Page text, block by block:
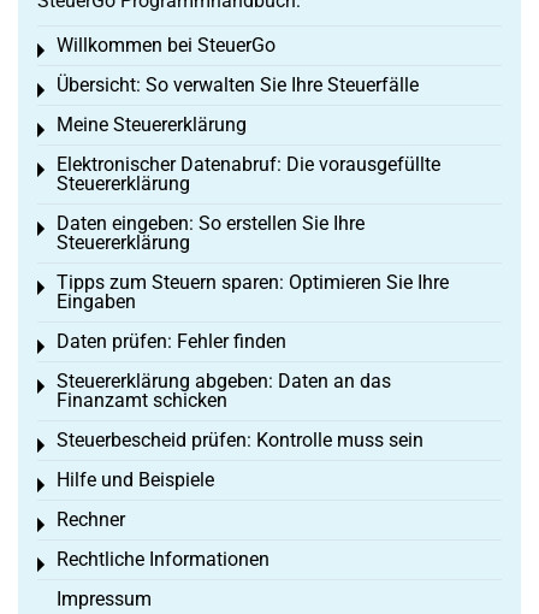
Willkommen bei SteuerGo
Toggle menu
Übersicht: So verwalten Sie Ihre Steuerfälle
Toggle menu
Meine Steuererklärung
Toggle menu
Elektronischer Datenabruf: Die vorausgefüllte
Steuererklärung
Toggle menu
Daten eingeben: So erstellen Sie Ihre
Steuererklärung
Toggle menu
Tipps zum Steuern sparen: Optimieren Sie Ihre
Eingaben
Toggle menu
Daten prüfen: Fehler finden
Toggle menu
Steuererklärung abgeben: Daten an das
Finanzamt schicken
Toggle menu
Steuerbescheid prüfen: Kontrolle muss sein
Toggle menu
Hilfe und Beispiele
Toggle menu
Rechner
Toggle menu
Rechtliche Informationen
Toggle menu
Impressum